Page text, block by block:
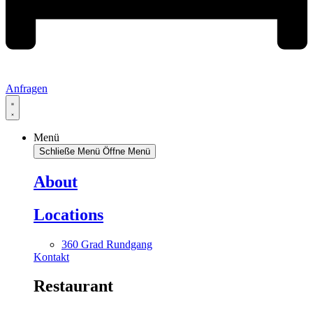
Anfragen
Menü
Schließe Menü Öffne Menü
About
Locations
360 Grad Rundgang
Kontakt
Restaurant